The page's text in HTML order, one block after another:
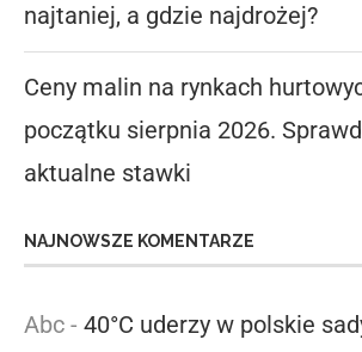
najtaniej, a gdzie najdrożej?
Ceny malin na rynkach
początku sierpnia 2026.
aktualne stawki
NAJNOWSZE KOMENTARZE
Abc - 40°C uderzy w polskie